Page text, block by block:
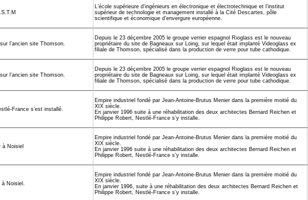
L’école supérieure d’ingénieurs en électronique et électrotechnique et l’institut
supérieur de technologie et management installé à la Cité Descartes, pôle
scientifique et économique d’envergure européenne.
l’ancien site Thomson.
Depuis le 23 déçembre 2005 le groupe verrier espagnol Rioglass est le nouveau
propriétaire du site de Bagneaux sur Loing, sur lequel était implanté Videoglass ex
filiale de Thomson, spécialisé dans la production de verre pour tube cathodique.
l’ancien site Thomson.
Depuis le 23 déçembre 2005 le groupe verrier espagnol Rioglass est le nouveau
propriétaire du site de Bagneaux sur Loing, sur lequel était implanté Videoglass ex
filiale de Thomson, spécialisé dans la production de verre pour tube cathodique.
France s’est installé.
Empire industriel fondé par Jean-Antoine-Brutus Menier dans la première moitié du
XIX siècle.
En janvier 1996 suite à une réhabilitation des deux architectes Bernard Reichen et
Philippe Robert, Nestlé-France s’y installe.
à Noisiel
Empire industriel fondé par Jean-Antoine-Brutus Menier dans la première moitié du
XIX siècle.
En janvier 1996 suite à une réhabilitation des deux architectes Bernard Reichen et
Philippe Robert, Nestlé-France s’y installe.
à Noisiel.
Empire industriel fondé par Jean-Antoine-Brutus Menier dans la première moitié du
XIX siècle.
En janvier 1996, suite à une réhabilitation des deux architectes Bernard Reichen et
Philippe Robert, Nestlé-France s’y installe.